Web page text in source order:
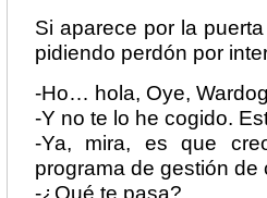
Si aparece por la
pidiendo perdón por
-Ho… hola, Oye,
-Y no te lo he cogido.
-Ya, mira, es que
programa de gestión de
-¿Qué te pasa?